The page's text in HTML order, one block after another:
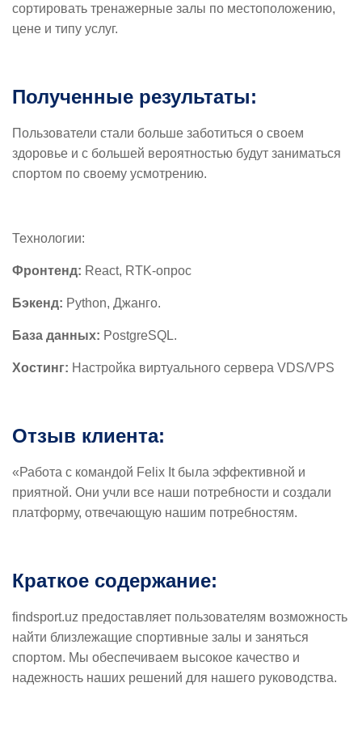
сортировать тренажерные залы по местоположению,
цене и типу услуг.
Полученные результаты:
Пользователи стали больше заботиться о своем
здоровье и с большей вероятностью будут заниматься
спортом по своему усмотрению.
Технологии:
Фронтенд: React, RTK-опрос
Бэкенд: Python, Джанго.
База данных: PostgreSQL.
Хостинг: Настройка виртуального сервера VDS/VPS
Отзыв клиента:
«Работа с командой Felix It была эффективной и
приятной. Они учли все наши потребности и создали
платформу, отвечающую нашим потребностям.
Краткое содержание:
findsport.uz предоставляет пользователям возможность
найти близлежащие спортивные залы и заняться
спортом. Мы обеспечиваем высокое качество и
надежность наших решений для нашего руководства.